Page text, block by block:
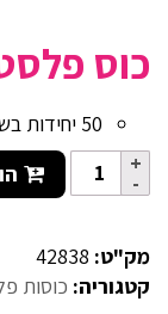
כוס פלסטיק
50 יחידות בשרוול
מק"ט: 42838
קטגוריה: כוסות